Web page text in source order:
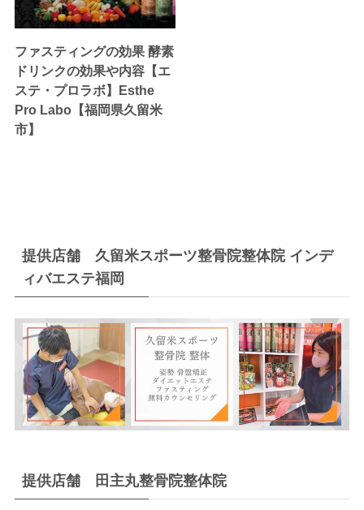
ファスティングの効果 酵素
ドリンクの効果や内容【エ
ステ・プロラボ】Esthe
Pro Labo【福岡県久留米
市】
提供店舗 久留米スポーツ整骨院整体院 インデ
ィバエステ福岡
提供店舗 田主丸整骨院整体院